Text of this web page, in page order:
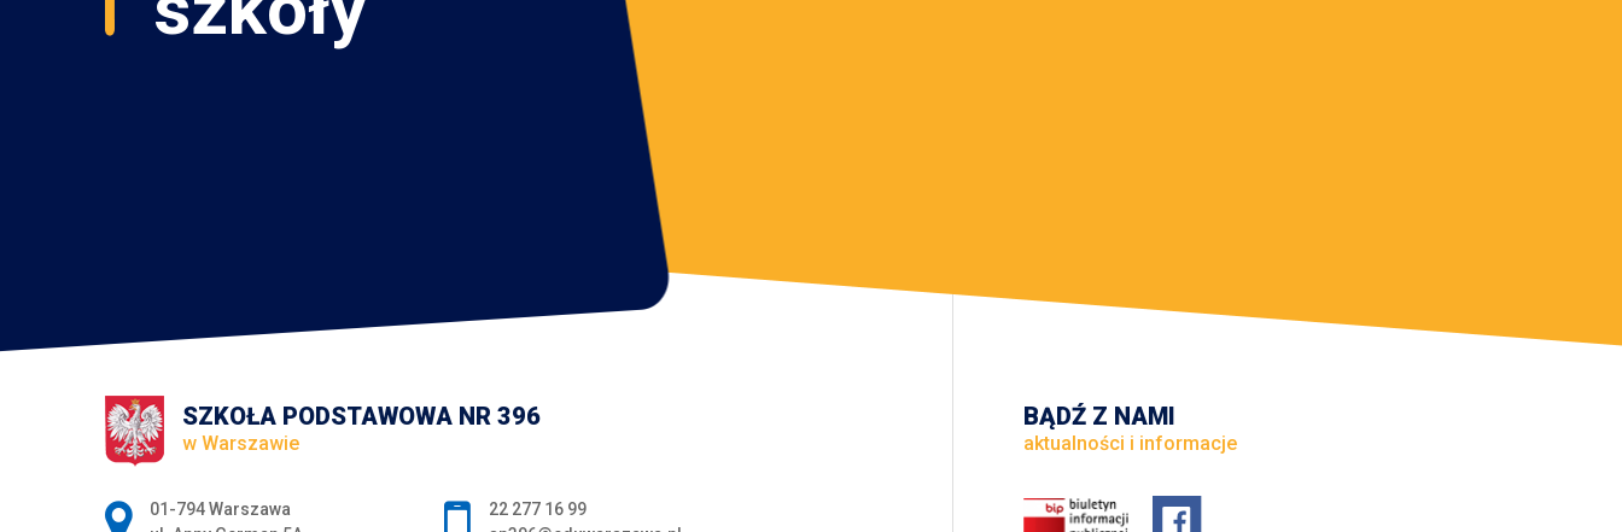
SZKOŁA PODSTAWOWA NR 396
w Warszawie
Adres pocztowy:
01-794 Warszawa
22 277 16 99
BĄDŹ Z NAMI
aktualności i informacje